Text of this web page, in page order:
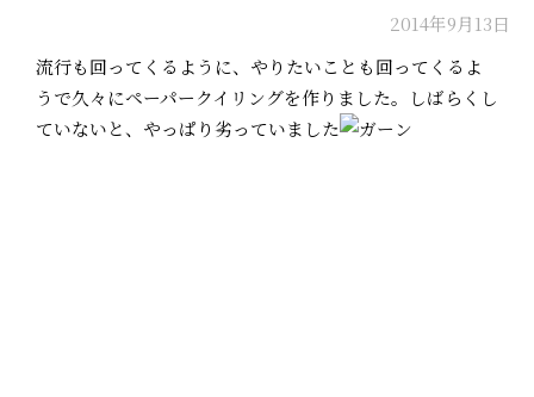
2014年9月13日
流行も回ってくるように、やりたいことも回ってくるよ
うで久々にペーパークイリングを作りました。しばらくし
ていないと、やっぱり劣っていました